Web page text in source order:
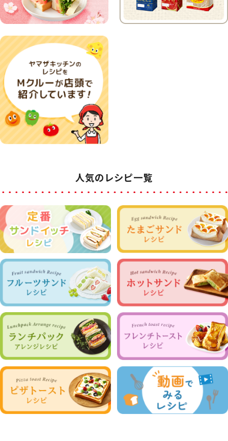
人気のレシピ一覧